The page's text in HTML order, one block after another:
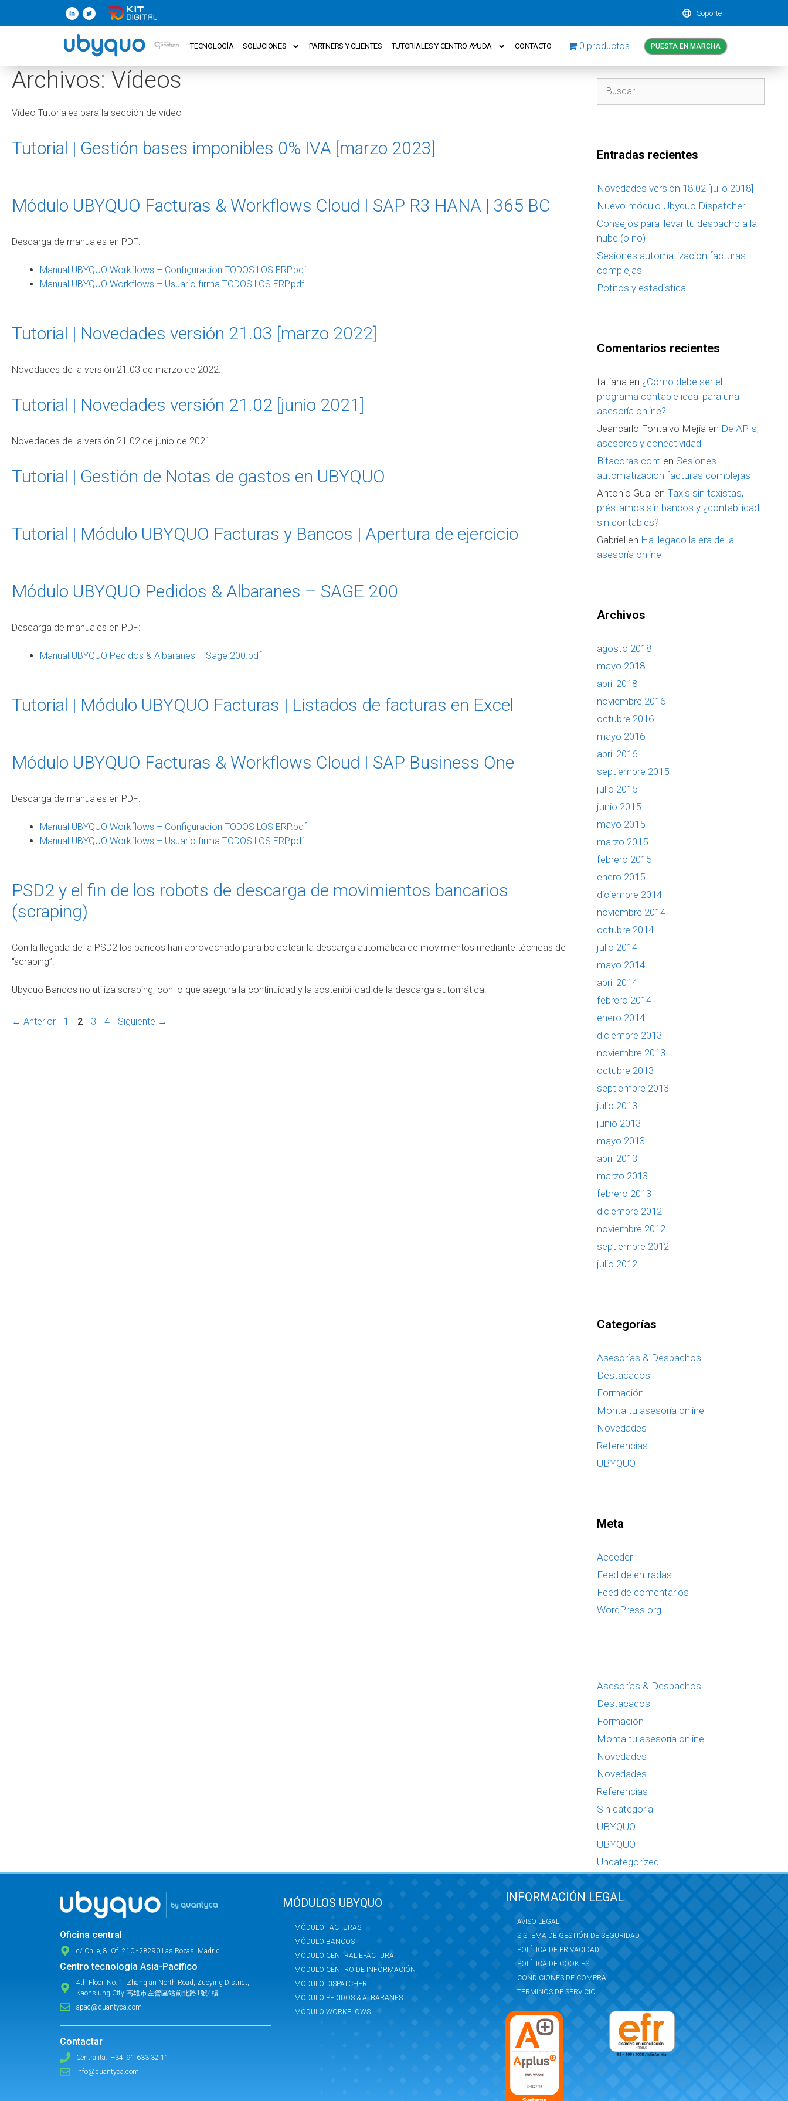
Soporte
TECNOLOGÍA SOLUCIONES PARTNERS Y CLIENTES TUTORIALES Y CENTRO AYUDA CONTACTO 0 productos PUESTA EN MARCHA
Archivos:Vídeos
Vídeo Tutoriales para la sección de vídeo
Tutorial | Gestión bases imponibles 0% IVA [marzo 2023]
Módulo UBYQUO Facturas & Workflows Cloud I SAP R3 HANA | 365 BC
Descarga de manuales en PDF:
Manual UBYQUO Workflows – Configuracion TODOS LOS ERP.pdf
Manual UBYQUO Workflows – Usuario firma TODOS LOS ERP.pdf
Tutorial | Novedades versión 21.03 [marzo 2022]
Novedades de la versión 21.03 de marzo de 2022.
Tutorial | Novedades versión 21.02 [junio 2021]
Novedades de la versión 21.02 de junio de 2021.
Tutorial | Gestión de Notas de gastos en UBYQUO
Tutorial | Módulo UBYQUO Facturas y Bancos | Apertura de ejercicio
Módulo UBYQUO Pedidos & Albaranes – SAGE 200
Descarga de manuales en PDF:
Manual UBYQUO Pedidos & Albaranes – Sage 200.pdf
Tutorial | Módulo UBYQUO Facturas | Listados de facturas en Excel
Módulo UBYQUO Facturas & Workflows Cloud I SAP Business One
Descarga de manuales en PDF:
Manual UBYQUO Workflows – Configuracion TODOS LOS ERP.pdf
Manual UBYQUO Workflows – Usuario firma TODOS LOS ERP.pdf
PSD2 y el fin de los robots de descarga de movimientos bancarios
(scraping)
Con la llegada de la PSD2 los bancos han aprovechado para boicotear la descarga automática de movimientos mediante técnicas de
“scraping”.
Ubyquo Bancos no utiliza scraping, con lo que asegura la continuidad y la sostenibilidad de la descarga automática.
← Anterior 1 2 3 4 Siguiente →
Entradas recientes
Novedades versión 18.02 [julio 2018]
Nuevo módulo Ubyquo Dispatcher
Consejos para llevar tu despacho a la
nube (o no)
Sesiones automatizacion facturas
complejas
Potitos y estadistica
Comentarios recientes
tatiana en ¿Cómo debe ser el
programa contable ideal para una
asesoría online?
Jeancarlo Fontalvo Mejia en De APIs,
asesores y conectividad
Bitacoras.com en Sesiones
automatizacion facturas complejas
Antonio Gual en Taxis sin taxistas,
préstamos sin bancos y ¿contabilidad
sin contables?
Gabriel en Ha llegado la era de la
asesoría online
Archivos
agosto 2018
mayo 2018
abril 2018
noviembre 2016
octubre 2016
mayo 2016
abril 2016
septiembre 2015
julio 2015
junio 2015
mayo 2015
marzo 2015
febrero 2015
enero 2015
diciembre 2014
noviembre 2014
octubre 2014
julio 2014
mayo 2014
abril 2014
febrero 2014
enero 2014
diciembre 2013
noviembre 2013
octubre 2013
septiembre 2013
julio 2013
junio 2013
mayo 2013
abril 2013
marzo 2013
febrero 2013
diciembre 2012
noviembre 2012
septiembre 2012
julio 2012
Categorías
Asesorías & Despachos
Destacados
Formación
Monta tu asesoría online
Novedades
Referencias
UBYQUO
Meta
Acceder
Feed de entradas
Feed de comentarios
WordPress.org
Asesorías & Despachos
Destacados
Formación
Monta tu asesoría online
Novedades
Novedades
Referencias
Sin categoría
UBYQUO
UBYQUO
Uncategorized
Oficina central
c/ Chile, 8, Of. 210 - 28290 Las Rozas, Madrid
Centro tecnología Asia-Pacífico
4th Floor, No. 1, Zhanqian North Road, Zuoying District,
Kaohsiung City 高雄市左營區站前北路1號4樓
apac@quantyca.com
Contactar
Centralita: [+34] 91 633 32 11
info@quantyca.com
MÓDULOS UBYQUO
MÓDULO FACTURAS
MÓDULO BANCOS
MÓDULO CENTRAL EFACTURA
MÓDULO CENTRO DE INFORMACIÓN
MÓDULO DISPATCHER
MÓDULO PEDIDOS & ALBARANES
MÓDULO WORKFLOWS
INFORMACIÓN LEGAL
AVISO LEGAL
SISTEMA DE GESTIÓN DE SEGURIDAD
POLÍTICA DE PRIVACIDAD
POLÍTICA DE COOKIES
CONDICIONES DE COMPRA
TÉRMINOS DE SERVICIO